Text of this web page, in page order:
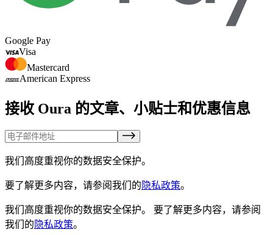
Google Pay
Visa
Mastercard
American Express
接收 Oura 的文章、小贴士和优惠信息
我们高度重视你的数据安全保护。
要了解更多内容，请参阅我们的 隐私政策。
我们高度重视你的数据安全保护。
要了解更多内容，请参阅
我们的 隐私政策。